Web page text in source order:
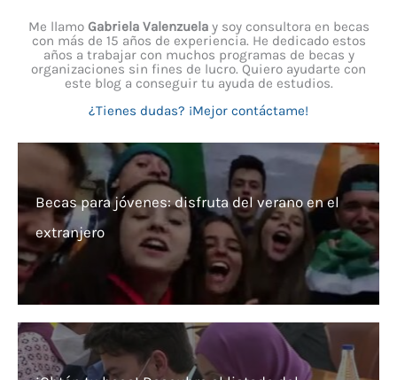
Me llamo Gabriela Valenzuelay soy consultora en becas
con más de 15 años de experiencia. He dedicado estos
años a trabajar con muchos programas de becas y
organizaciones sin fines de lucro. Quiero ayudarte con
este blog a conseguir tu ayuda de estudios.
¿Tienes dudas? ¡Mejor contáctame!
Becas para jóvenes: disfruta del verano en el
extranjero